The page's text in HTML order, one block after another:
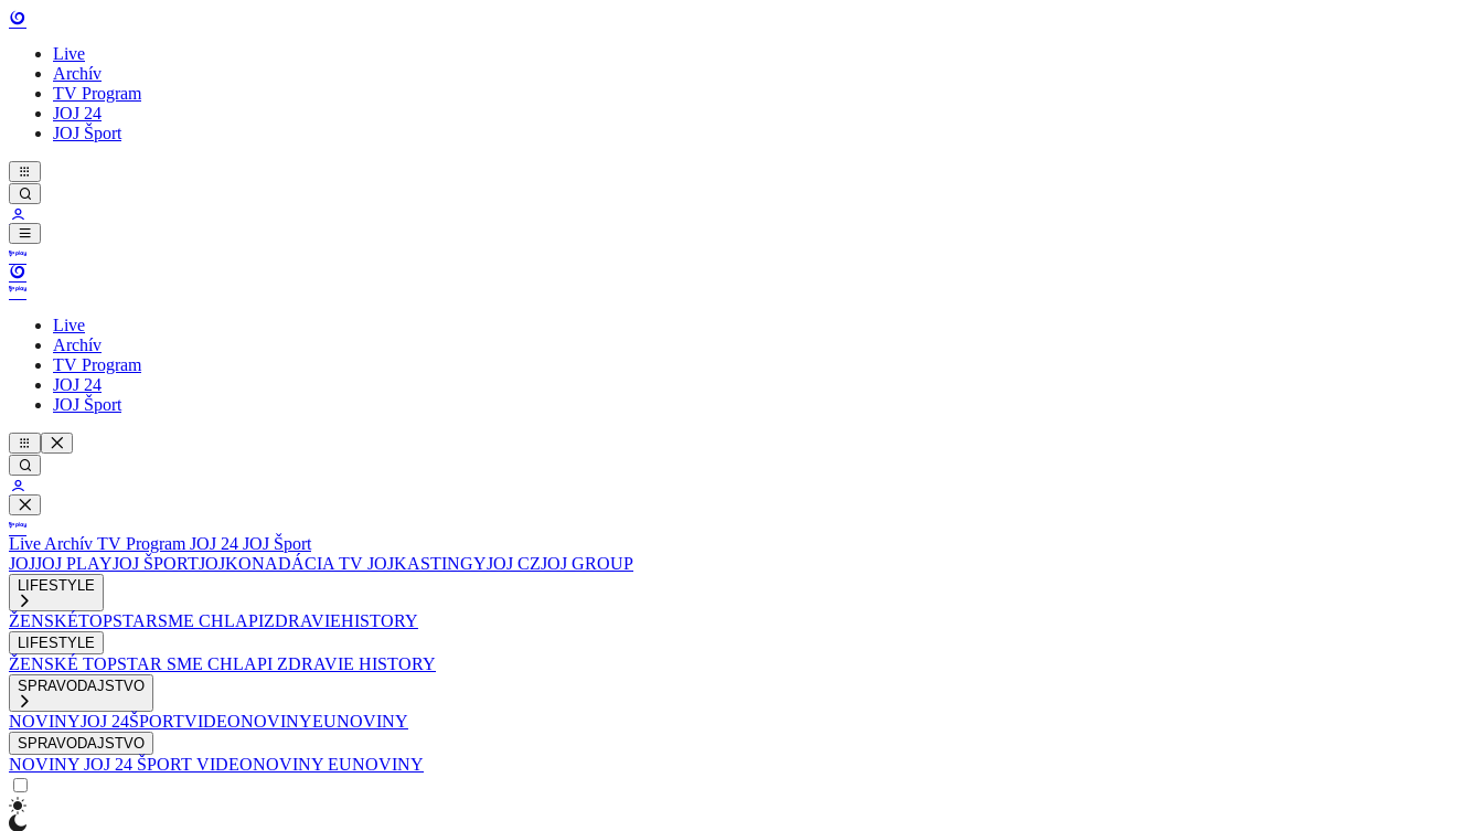
Live
Archív
TV Program
JOJ 24
JOJ Šport
Live
Archív
TV Program
JOJ 24
JOJ Šport
Live Archív TV Program JOJ 24 JOJ Šport
JOJJOJ PLAYJOJ ŠPORTJOJKONADÁCIA TV JOJKASTINGYJOJ CZJOJ GROUP
LIFESTYLE
ŽENSKÉTOPSTARSME CHLAPIZDRAVIEHISTORY
LIFESTYLE
ŽENSKÉ TOPSTAR SME CHLAPI ZDRAVIE HISTORY
SPRAVODAJSTVO
NOVINYJOJ 24ŠPORTVIDEONOVINYEUNOVINY
SPRAVODAJSTVO
NOVINY JOJ 24 ŠPORT VIDEONOVINY EUNOVINY